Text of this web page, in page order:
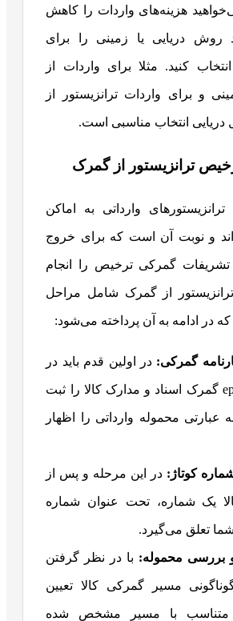
هزینه‌های واردات را کاهش
روش دریایی یا زمینی را برای
کنید. مثلا برای واردات از
و برای واردات ترانزیستور از
انتخاب مناسبی است.
ترانزیستور از گمرک
وارداتی به اماکن
و نوبت آن است که برای خروج
تشریفات گمرکی ترخیص را انجام
از گمرک شامل مراحل
در ادامه به آن پرداخته می‌شود:
گمرکی: در اولین قدم باید در
سامانه epl گمرک اسناد و مدارک کالا را ثبت
عبارتی محموله وارداتی را اظهار
کوتاژ: در این مرحله و پس از
یک شماره، تحت عنوان شماره
شما تعلق می‌گیرد.
و بررسی محموله: با در نظر گرفتن
مسیر گمرکی کالا تعیین
با مسیر مشخص شده